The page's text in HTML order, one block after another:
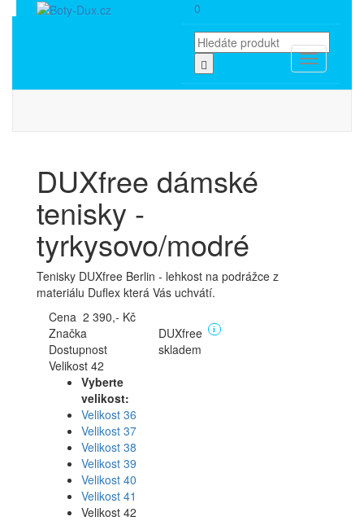
0
Toggle
navigation
DUXfree dámské
tenisky -
tyrkysovo/modré
Tenisky DUXfree Berlin - lehkost na podrážce z
materiálu Duflex která Vás uchvátí.
Cena 2 390,- Kč
Značka
DUXfree i
Dostupnost
skladem
Velikost 42
Vyberte
velikost:
Velikost 36
Velikost 37
Velikost 38
Velikost 39
Velikost 40
Velikost 41
Velikost 42